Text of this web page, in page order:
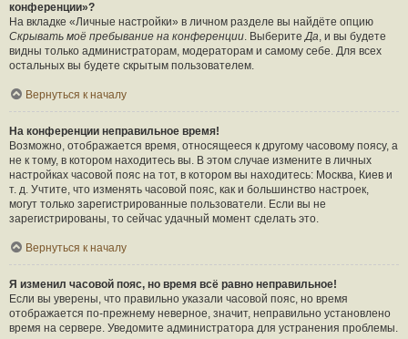
конференции»?
На вкладке «Личные настройки» в личном разделе вы найдёте опцию
Скрывать моё пребывание на конференции. ВыберитеДа, и вы будете
видны только администраторам, модераторам и самому себе. Для всех
остальных вы будете скрытым пользователем.
Вернуться к началу
На конференции неправильное время!
Возможно, отображается время, относящееся к другому часовому поясу, а
не к тому, в котором находитесь вы. В этом случае измените в личных
настройках часовой пояс на тот, в котором вы находитесь: Москва, Киев и
т. д. Учтите, что изменять часовой пояс, как и большинство настроек,
могут только зарегистрированные пользователи. Если вы не
зарегистрированы, то сейчас удачный момент сделать это.
Вернуться к началу
Я изменил часовой пояс, но время всё равно неправильное!
Если вы уверены, что правильно указали часовой пояс, но время
отображается по-прежнему неверное, значит, неправильно установлено
время на сервере. Уведомите администратора для устранения проблемы.